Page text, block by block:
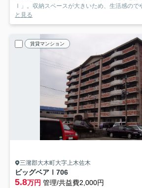
Ⅰ」。収納スペースが大きいため、生活感ので
と見る
賃貸マンション
三潴郡大木町大字上木佐木
ビッグベアⅠ 706
5.8万円 管理/共益費2,000円